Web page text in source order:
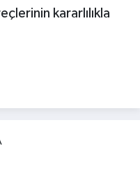
kararlılıkla